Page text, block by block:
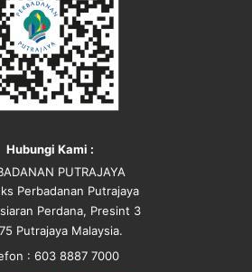
Hubungi Kami :
PUTRAJAYA
Perbadanan Putrajaya
Perdana, Presint 3
Putrajaya Malaysia.
: 603 8887 7000